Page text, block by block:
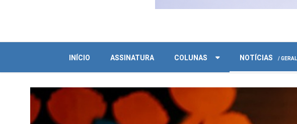
INÍCIO ASSINATURA COLUNAS NOTÍCIAS / GERAL